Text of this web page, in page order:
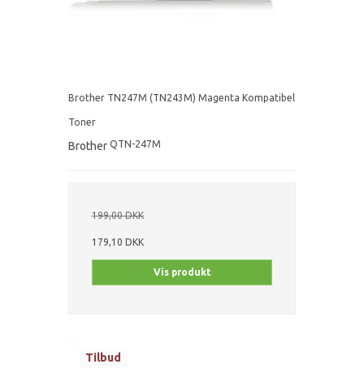
Brother TN247M (TN243M) Magenta Kompatibel
Toner
Brother QTN-247M
199,00 DKK
179,10 DKK
Vis produkt
Tilbud